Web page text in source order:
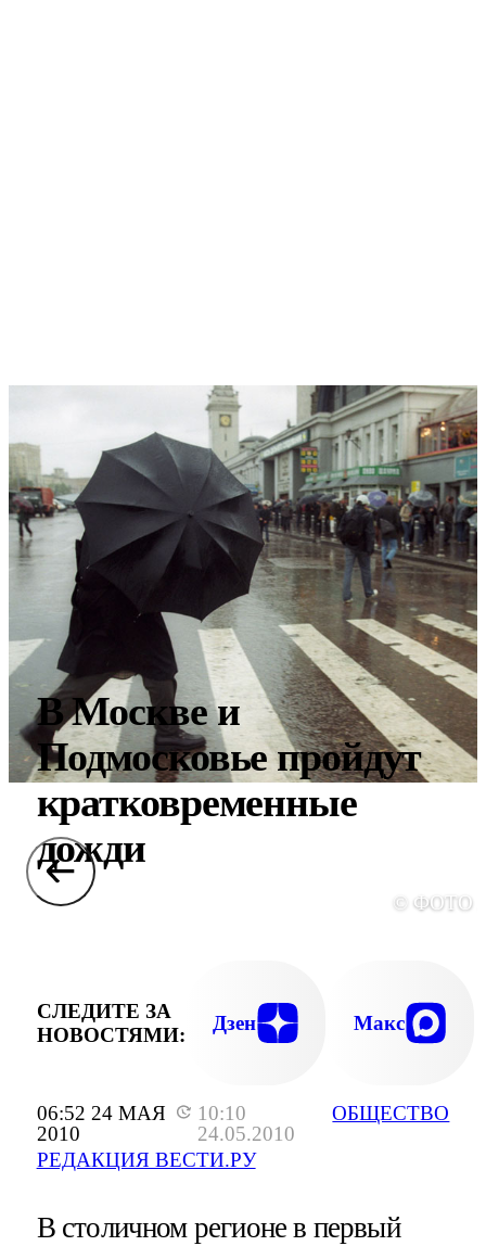
06:52 24 МАЯ
2010
10:10
24.05.2010
РЕДАКЦИЯ ВЕСТИ.РУ
ОБЩЕСТВО
В Москве и
Подмосковье пройдут
кратковременные
дожди
© ФОТО
СЛЕДИТЕ ЗА
НОВОСТЯМИ:
Дзен Макс
В столичном регионе в первый